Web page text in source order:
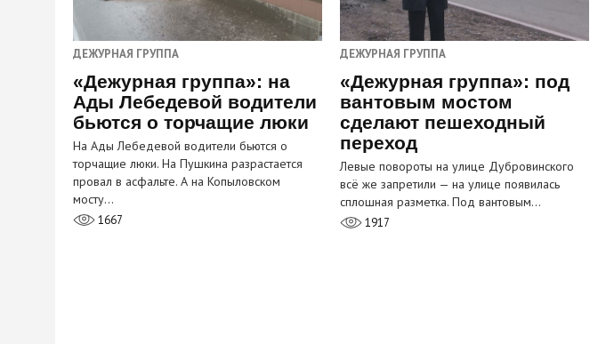
ДЕЖУРНАЯ ГРУППА
«Дежурная группа»: на
Ады Лебедевой водители
бьются о торчащие люки
На Ады Лебедевой водители бьются о
торчащие люки. На Пушкина разрастается
провал в асфальте. А на Копыловском
мосту…
1667
ДЕЖУРНАЯ ГРУППА
«Дежурная группа»: под
вантовым мостом
сделают пешеходный
переход
Левые повороты на улице Дубровинского
всё же запретили — на улице появилась
сплошная разметка. Под вантовым…
1917